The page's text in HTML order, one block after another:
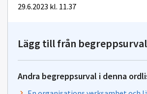
29.6.2023 kl. 11.37
Lägg till från
Andra begreppsurval i denna